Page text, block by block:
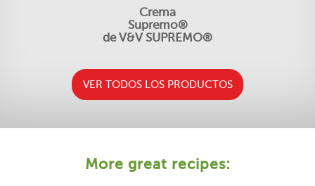
Crema
Supremo®
de V&V SUPREMO®
VER TODOS LOS PRODUCTOS
More great recipes: